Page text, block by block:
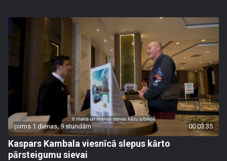
pirms 1 dienas, 9 stundām 00:03:35
Kaspars Kambala viesnīcā slepus kārto
pārsteigumu sievai